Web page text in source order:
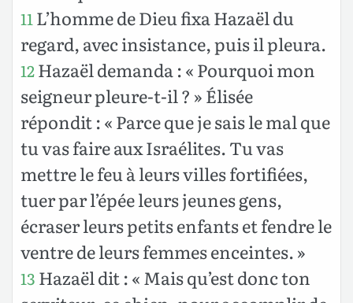
11 L’homme de Dieu fixa Hazaël du
regard, avec insistance, puis il pleura.
12Hazaël demanda : « Pourquoi mon
seigneur pleure-t-il ? » Élisée
répondit : « Parce que je sais le mal que
tu vas faire aux Israélites. Tu vas
mettre le feu à leurs villes fortifiées,
tuer par l’épée leurs jeunes gens,
écraser leurs petits enfants et fendre le
ventre de leurs femmes enceintes. »
13 Hazaël dit : « Mais qu’est donc ton